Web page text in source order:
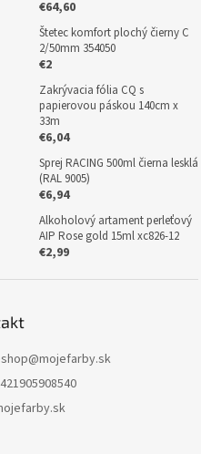
€64,60
Štetec komfort plochý čierny C
2/50mm 354050
€2
Zakrývacia fólia CQ s
papierovou páskou 140cm x
33m
€6,04
Sprej RACING 500ml čierna lesklá
(RAL 9005)
€6,94
Alkoholový artament perleťový
AIP Rose gold 15ml xc826-12
€2,99
@mojefarby.sk